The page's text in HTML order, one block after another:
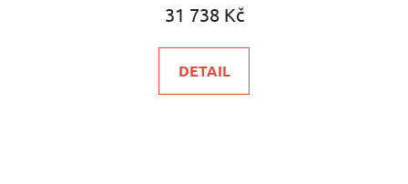
31 738 Kč
DETAIL